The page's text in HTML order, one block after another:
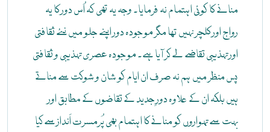
منانے کا کوئی اہتمام نہ فرمایا۔ وجہ یہ تھی کہ اُس دور کا یہ
رواج اور کلچر نہیں تھا مگر موجودہ دور اپنے جلو میں نئے ثقافتی
اور تہذیبی تقاضے لے کر آیا ہے۔ موجودہ عصری تہذیبی و ثقافتی
پس منظر میں ہم نہ صرف ان ایام کو شان و شوکت سے مناتے
ہیں بلکہ ان کے علاوہ دورِ جدید کے تقاضوں کے مطابق اور
بہت سے تہواروں کو منانے کا اہتمام بھی پُرمسرت اَنداز سے کیا